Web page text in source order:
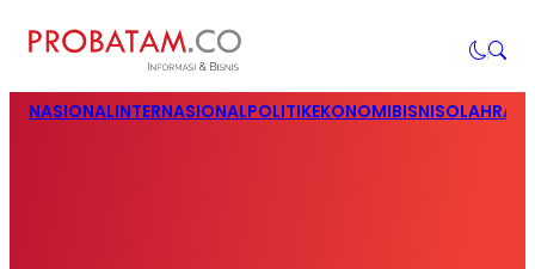
NASIONALINTERNASIONALPOLITIKEKONOMIBISNIS